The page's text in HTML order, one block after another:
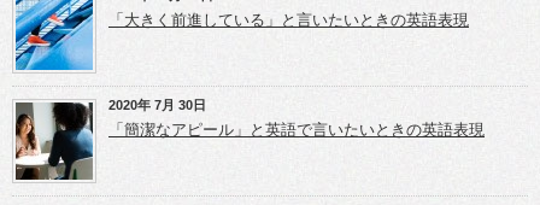
で
開
き
ま
す)
ウ
ィ
ウ
で
開
き
ま
す)
ウ
ィ
ン
開
き
ま
す)
「大きく前進している」と言いたいときの英語表現
2020年 7月 30日
「簡潔なアピール」と英語で言いたいときの英語表現